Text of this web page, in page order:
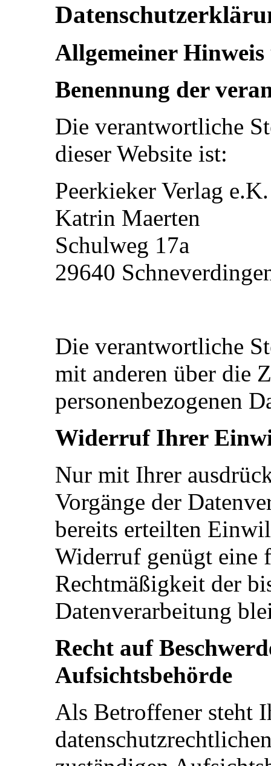
Allgemeiner
Benennung der
Die verantwortliche
dieser Website ist:
Peerkieker Verlag e.K.
Katrin Maerten
Schulweg 17a
29640
Die verantwortliche
mit anderen über die
personenbezogenen
Widerruf Ihrer
Nur mit Ihrer
Vorgänge der
bereits erteilten
Widerruf genügt
Rechtmäßigkeit der
Datenverarbeitung
Recht auf
Aufsichtsbehörde
Als Betroffener steht